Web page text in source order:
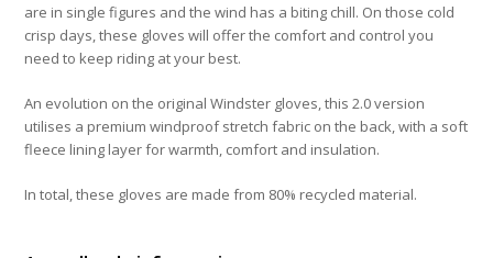
are in single figures and the wind has a biting chill. On those cold
crisp days, these gloves will offer the comfort and control you
need to keep riding at your best.
An evolution on the original Windster gloves, this 2.0 version
utilises a premium windproof stretch fabric on the back, with a soft
fleece lining layer for warmth, comfort and insulation.
In total, these gloves are made from 80% recycled material.